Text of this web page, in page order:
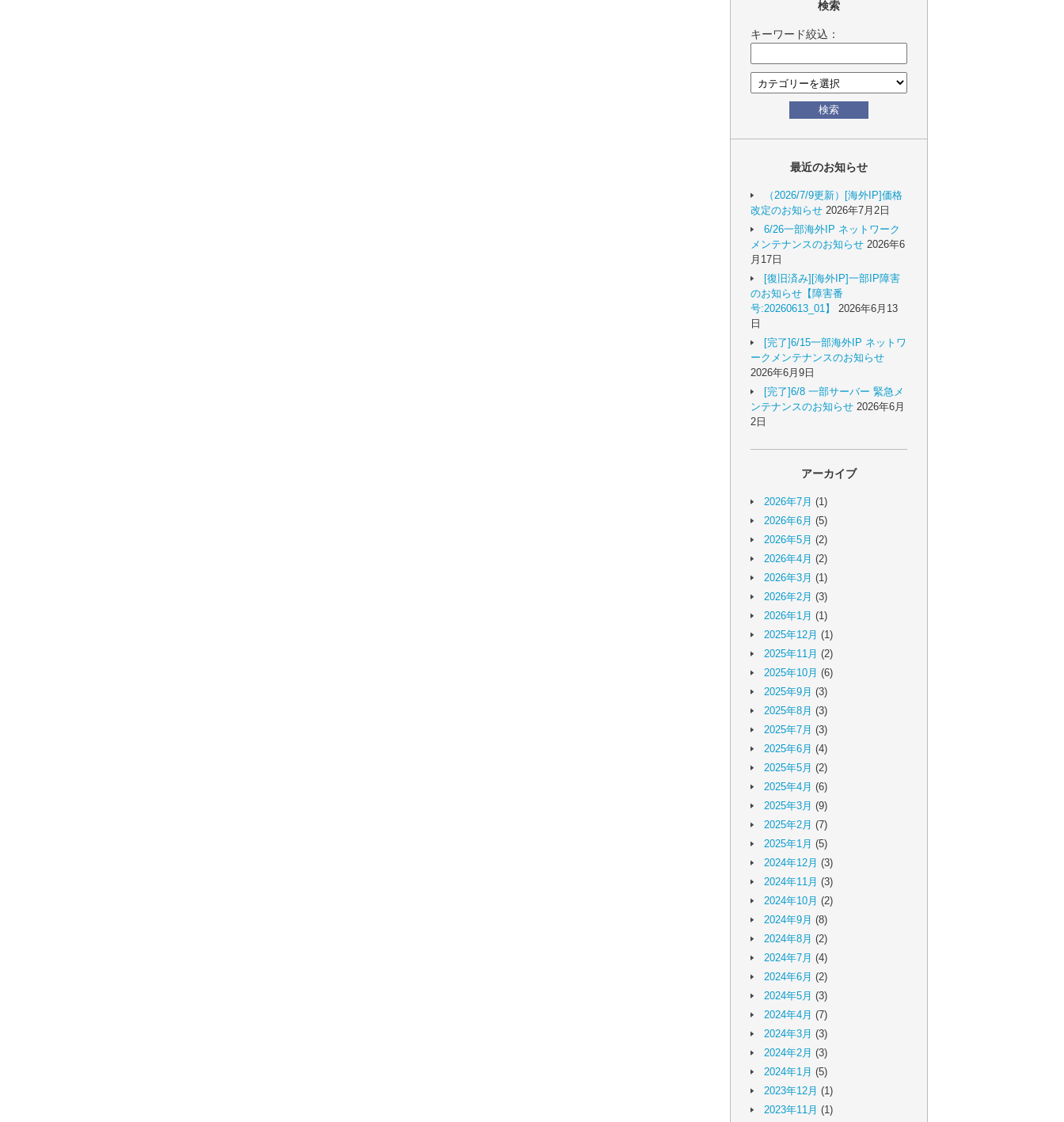
検索
キーワード絞込：
検索
最近のお知らせ
（2026/7/9更新）[海外IP]価格
改定のお知らせ 2026年7月2日
6/26一部海外IP ネットワーク
メンテナンスのお知らせ 2026年6
月17日
[復旧済み][海外IP]一部IP障害
のお知らせ【障害番
号:20260613_01】
2026年6月13
日
[完了]6/15一部海外IP ネットワ
ークメンテナンスのお知らせ
2026年6月9日
[完了]6/8 一部サーバー 緊急メ
ンテナンスのお知らせ 2026年6月
2日
アーカイブ
2026年7月 (1)
2026年6月 (5)
2026年5月 (2)
2026年4月 (2)
2026年3月 (1)
2026年2月 (3)
2026年1月 (1)
2025年12月 (1)
2025年11月 (2)
2025年10月 (6)
2025年9月 (3)
2025年8月 (3)
2025年7月 (3)
2025年6月 (4)
2025年5月 (2)
2025年4月 (6)
2025年3月 (9)
2025年2月 (7)
2025年1月 (5)
2024年12月 (3)
2024年11月 (3)
2024年10月 (2)
2024年9月 (8)
2024年8月 (2)
2024年7月 (4)
2024年6月 (2)
2024年5月 (3)
2024年4月 (7)
2024年3月 (3)
2024年2月 (3)
2024年1月 (5)
2023年12月 (1)
2023年11月 (1)